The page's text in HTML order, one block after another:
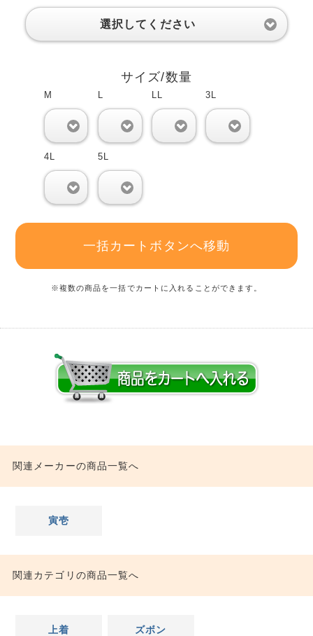
選択してください
サイズ/数量
M L LL 3L
4L 5L
一括カートボタンへ移動
※複数の商品を一括でカートに入れることができます。
関連メーカーの商品一覧へ
寅壱
関連カテゴリの商品一覧へ
上着 ズボン